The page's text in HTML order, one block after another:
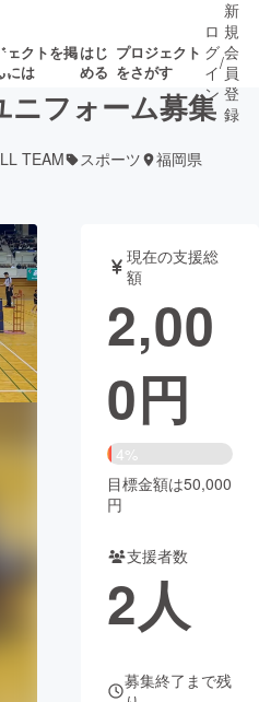
ェクトを掲
には
はじ
める
プロジェクト
をさがす
ェット ゲーム・サ
チャレンジ
CAMPFIRE Creation
コミュニティ
ロ
グ
イ
ン
/
新
規
会
員
登
録
ニフォーム募集
TEAM スポーツ 福岡県
現在の支援総
額
2,00
0円
4%
目標金額は50,000
円
支援者数
2人
募集終了まで残